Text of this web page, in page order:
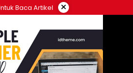
Baca Artikel ×